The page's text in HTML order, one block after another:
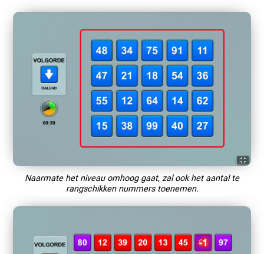
Naarmate het niveau omhoog gaat, zal ook het aantal te
rangschikken nummers toenemen.